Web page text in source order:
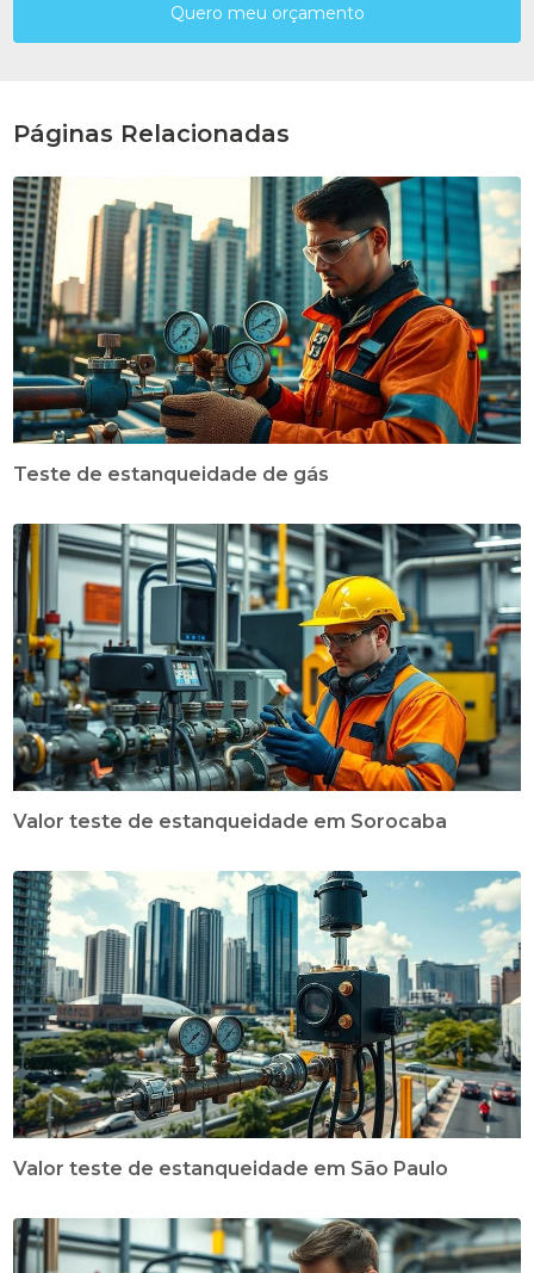
Quero meu orçamento
Páginas Relacionadas
Teste de estanqueidade de gás
Valor teste de estanqueidade em Sorocaba
Valor teste de estanqueidade em São Paulo